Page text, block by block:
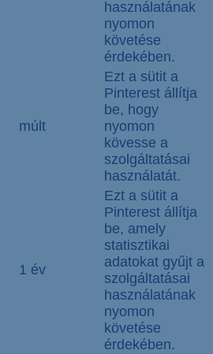
használatának
nyomon
követése
érdekében.
múlt
Ezt a sütit a
Pinterest állítja
be, hogy
nyomon
kövesse a
szolgáltatásai
használatát.
1 év
Ezt a sütit a
Pinterest állítja
be, amely
statisztikai
adatokat gyűjt a
szolgáltatásai
használatának
nyomon
követése
érdekében.